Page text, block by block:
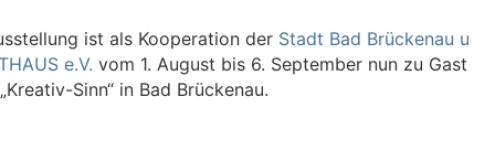
ist als Kooperation der Stadt Bad Brückenau
e.V. vom 1. August bis 6. September nun zu Gast
Sinn“ in Bad Brückenau.